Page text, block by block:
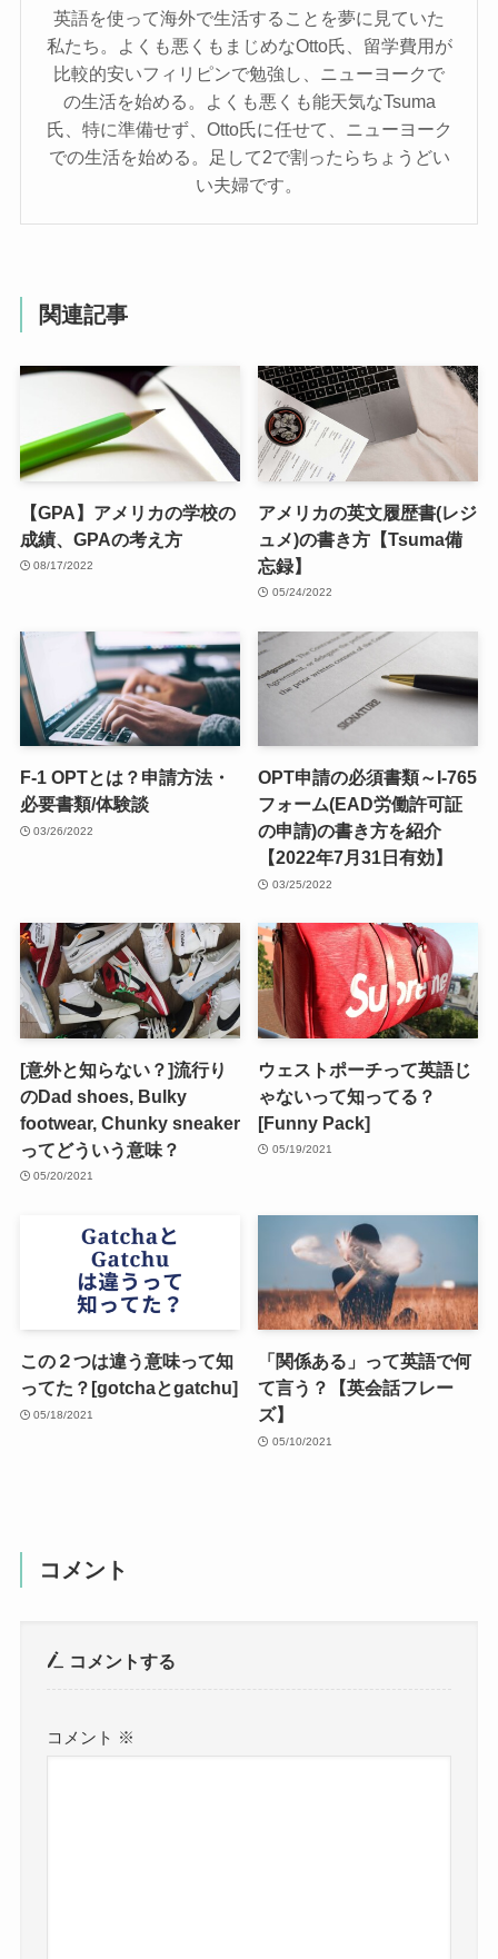
英語を使って海外で生活することを夢に見ていた
私たち。よくも悪くもまじめなOtto氏、留学費用が
比較的安いフィリピンで勉強し、ニューヨークで
の生活を始める。よくも悪くも能天気なTsuma
氏、特に準備せず、Otto氏に任せて、ニューヨーク
での生活を始める。足して2で割ったらちょうどい
い夫婦です。
関連記事
【GPA】アメリカの学校の
成績、GPAの考え方
08/17/2022
アメリカの英文履歴書(レジ
ュメ)の書き方【Tsuma備
忘録】
05/24/2022
F-1 OPTとは？申請方法・
必要書類/体験談
03/26/2022
OPT申請の必須書類～I-765
フォーム(EAD労働許可証
の申請)の書き方を紹介
【2022年7月31日有効】
03/25/2022
[意外と知らない？]流行り
のDad shoes, Bulky
footwear, Chunky sneaker
ってどういう意味？
05/20/2021
ウェストポーチって英語じ
ゃないって知ってる？
[Funny Pack]
05/19/2021
この２つは違う意味って知
ってた？[gotchaとgatchu]
05/18/2021
「関係ある」って英語で何
て言う？【英会話フレー
ズ】
05/10/2021
コメント
コメントする
コメント ※